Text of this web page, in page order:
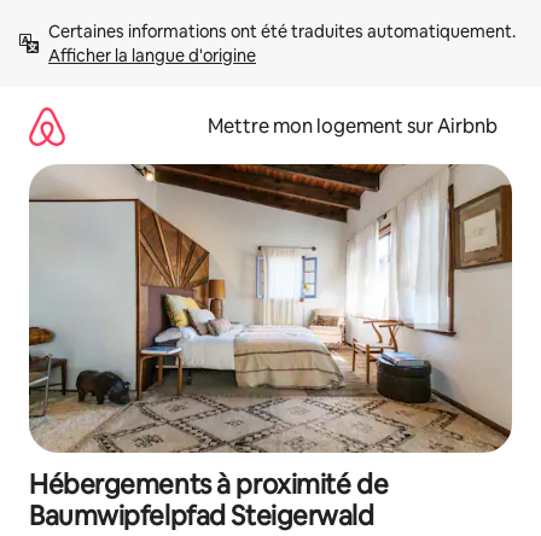
directement
Afficher la langue d'origine
Mettre mon logement sur Airbnb
Hébergements à proximité de
Baumwipfelpfad Steigerwald